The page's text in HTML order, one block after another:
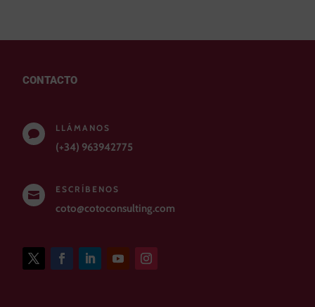
CONTACTO

LLÁMANOS
(+34) 963942775

ESCRÍBENOS
coto@cotoconsulting.com